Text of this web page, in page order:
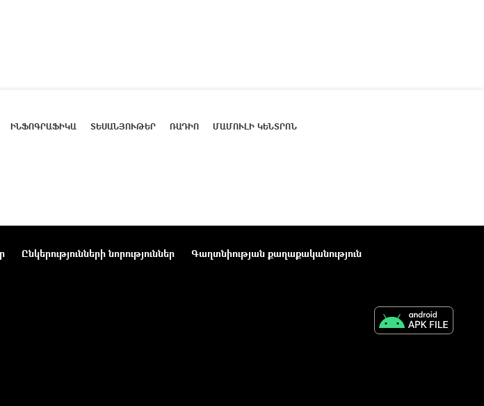
ԻՆՖՈԳՐԱՖԻԿԱ ՏԵՍԱՆՅՈՒԹԵՐ ՌԱԴԻՈ ՄԱՄՈՒԼԻ ԿԵՆՏՐՈՆ
Ընկերությունների նորություններ
Գաղտնիության քաղաքականություն